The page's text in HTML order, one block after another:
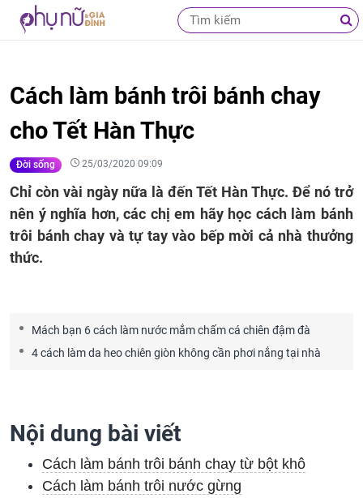
Cách làm bánh trôi bánh chay
cho Tết Hàn Thực
Đời sống 25/03/2020 09:09
Chỉ còn vài ngày nữa là đến Tết Hàn Thực. Để nó trở
nên ý nghĩa hơn, các chị em hãy học cách làm bánh
trôi bánh chay và tự tay vào bếp mời cả nhà thưởng
thức.
Mách bạn 6 cách làm nước mắm chấm cá chiên đậm đà
4 cách làm da heo chiên giòn không cần phơi nắng tại nhà
Nội dung bài viết
Cách làm bánh trôi bánh chay từ bột khô
Cách làm bánh trôi nước gừng